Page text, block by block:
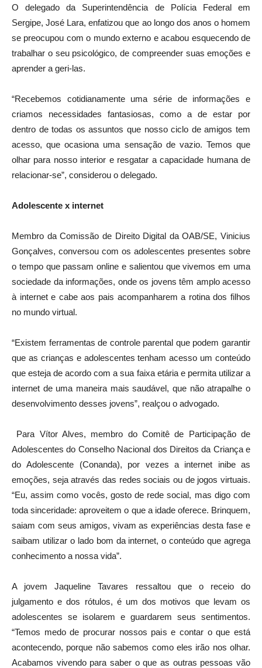
O delegado da Superintendência de Polícia Federal em
Sergipe, José Lara, enfatizou que ao longo dos anos o homem
se preocupou com o mundo externo e acabou esquecendo de
trabalhar o seu psicológico, de compreender suas emoções e
aprender a geri-las.
“Recebemos cotidianamente uma série de informações e
criamos necessidades fantasiosas, como a de estar por
dentro de todas os assuntos que nosso ciclo de amigos tem
acesso, que ocasiona uma sensação de vazio. Temos que
olhar para nosso interior e resgatar a capacidade humana de
relacionar-se”, considerou o delegado.
Adolescente x internet
Membro da Comissão de Direito Digital da OAB/SE, Vinicius
Gonçalves, conversou com os adolescentes presentes sobre
o tempo que passam online e salientou que vivemos em uma
sociedade da informações, onde os jovens têm amplo acesso
à internet e cabe aos pais acompanharem a rotina dos filhos
no mundo virtual.
“Existem ferramentas de controle parental que podem garantir
que as crianças e adolescentes tenham acesso um conteúdo
que esteja de acordo com a sua faixa etária e permita utilizar a
internet de uma maneira mais saudável, que não atrapalhe o
desenvolvimento desses jovens”, realçou o advogado.
Para Vítor Alves, membro do Comitê de Participação de
Adolescentes do Conselho Nacional dos Direitos da Criança e
do Adolescente (Conanda), por vezes a internet inibe as
emoções, seja através das redes sociais ou de jogos virtuais.
“Eu, assim como vocês, gosto de rede social, mas digo com
toda sinceridade: aproveitem o que a idade oferece. Brinquem,
saiam com seus amigos, vivam as experiências desta fase e
saibam utilizar o lado bom da internet, o conteúdo que agrega
conhecimento a nossa vida”.
A jovem Jaqueline Tavares ressaltou que o receio do
julgamento e dos rótulos, é um dos motivos que levam os
adolescentes se isolarem e guardarem seus sentimentos.
“Temos medo de procurar nossos pais e contar o que está
acontecendo, porque não sabemos como eles irão nos olhar.
Acabamos vivendo para saber o que as outras pessoas vão